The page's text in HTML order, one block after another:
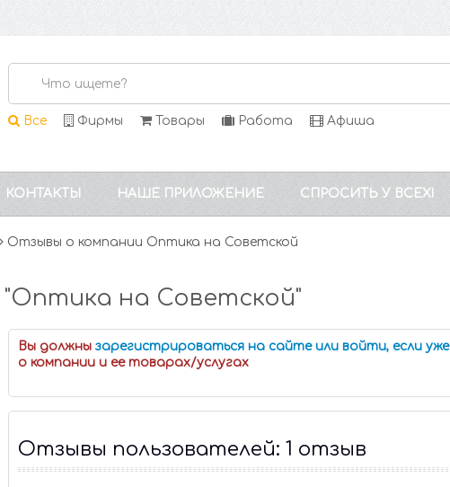
Все Фирмы Товары Работа Афиша
КОНТАКТЫ НАШЕ ПРИЛОЖЕНИЕ СПРОСИТЬ У ВСЕХ!
Отзывы о компании Оптика на Советской
на Советской"
Вы должны зарегистрироваться на сайте или войти, если
о компании и ее товарах/услугах
Отзывы пользователей: 1 отзыв